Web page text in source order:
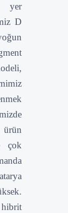
yer
D
çok